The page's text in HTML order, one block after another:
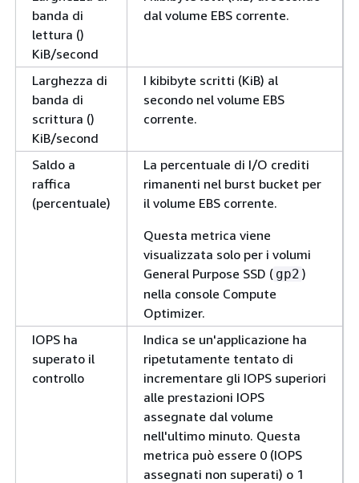
banda di
lettura ()
KiB/second
dal volume EBS corrente.
Larghezza di
banda di
scrittura ()
KiB/second
I kibibyte scritti (KiB) al
secondo nel volume EBS
corrente.
Saldo a
raffica
(percentuale)
La percentuale di I/O crediti
rimanenti nel burst bucket per
il volume EBS corrente.
Questa metrica viene
visualizzata solo per i volumi
General Purpose SSD ( gp2 )
nella console Compute
Optimizer.
IOPS ha
superato il
controllo
Indica se un'applicazione ha
ripetutamente tentato di
incrementare gli IOPS superiori
alle prestazioni IOPS
assegnate dal volume
nell'ultimo minuto. Questa
metrica può essere 0 (IOPS
assegnati non superati) o 1